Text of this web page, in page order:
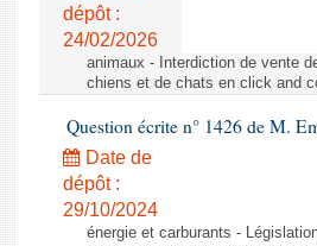
dépôt :
24/02/2026
animaux - Interdiction de vente
chiens et de chats en click and
Question écrite n° 1426 de M.
Date de
dépôt :
29/10/2024
énergie et carburants -